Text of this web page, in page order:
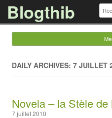
Blogthib
DAILY ARCHIVES: 7 JUILLET
Novela – la Stèle de
7 juillet 2010